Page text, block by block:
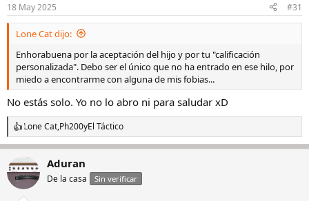
e
s
18 May 2025 #31
Lone Cat dijo:
Enhorabuena por la aceptación del hijo y por tu "calificación
personalizada". Debo ser el único que no ha entrado en ese hilo, por
miedo a encontrarme con alguna de mis fobias...
No estás solo. Yo no lo abro ni para saludar xD
R
e
c
c
i
Lone Cat,Ph200yEl Táctico
Aduran
De la casa Sin verificar